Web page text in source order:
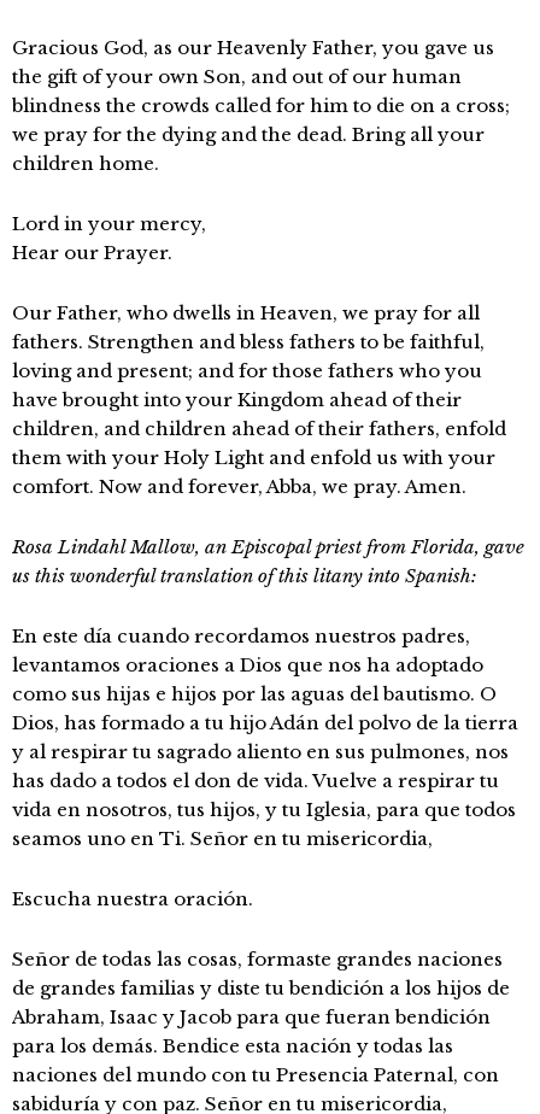
Gracious God, as our Heavenly Father, you gave us
the gift of your own Son, and out of our human
blindness the crowds called for him to die on a cross;
we pray for the dying and the dead. Bring all your
children home.
Lord in your mercy,
Hear our Prayer.
Our Father, who dwells in Heaven, we pray for all
fathers. Strengthen and bless fathers to be faithful,
loving and present; and for those fathers who you
have brought into your Kingdom ahead of their
children, and children ahead of their fathers, enfold
them with your Holy Light and enfold us with your
comfort. Now and forever, Abba, we pray. Amen.
Rosa Lindahl Mallow, an Episcopal priest from Florida, gave
us this wonderful translation of this litany into Spanish:
En este día cuando recordamos nuestros padres,
levantamos oraciones a Dios que nos ha adoptado
como sus hijas e hijos por las aguas del bautismo. O
Dios, has formado a tu hijo Adán del polvo de la tierra
y al respirar tu sagrado aliento en sus pulmones, nos
has dado a todos el don de vida. Vuelve a respirar tu
vida en nosotros, tus hijos, y tu Iglesia, para que todos
seamos uno en Ti. Señor en tu misericordia,
Escucha nuestra oración.
Señor de todas las cosas, formaste grandes naciones
de grandes familias y diste tu bendición a los hijos de
Abraham, Isaac y Jacob para que fueran bendición
para los demás. Bendice esta nación y todas las
naciones del mundo con tu Presencia Paternal, con
sabiduría y con paz. Señor en tu misericordia,